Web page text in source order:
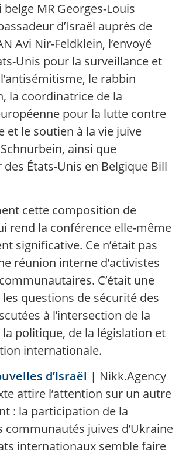
MR Georges-Louis
d’Israël auprès de
Avi Nir-Feldklein, l’envoyé
Unis pour la surveillance et
le rabbin
la coordinatrice de la
pour la lutte contre
et le soutien à la vie juive
ainsi que
des États-Unis en Belgique Bill
cette composition de
rend la conférence elle-même
significative. Ce n’était pas
réunion interne d’activistes
C’était une
questions de sécurité des
à l’intersection de la
politique, de la législation et
internationale.
d’Israël | Nikk.Agency
attire l’attention sur un autre
: la participation de la
communautés juives d’Ukraine
internationaux semble faire